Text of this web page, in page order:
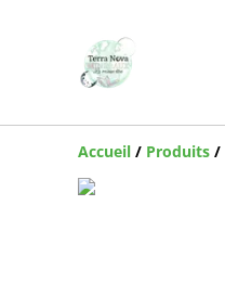
Accueil / Produits /